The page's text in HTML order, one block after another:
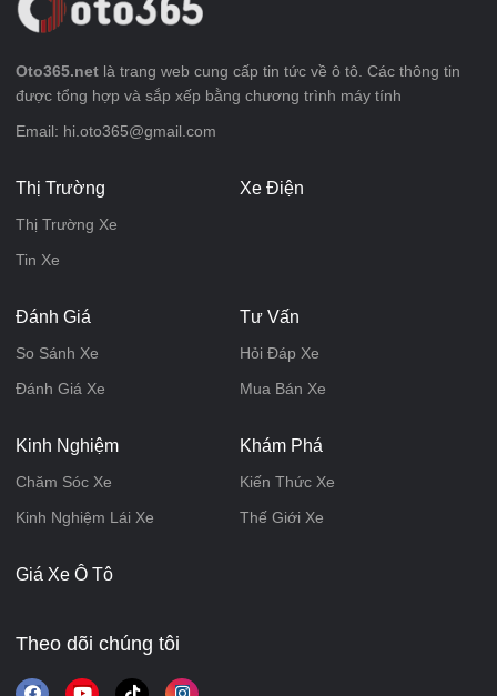
Oto365.net là trang web cung cấp tin tức về ô tô. Các thông tin
được tổng hợp và sắp xếp bằng chương trình máy tính
Email: hi.oto365@gmail.com
Thị Trường
Thị Trường Xe
Tin Xe
Xe Điện
Đánh Giá
So Sánh Xe
Đánh Giá Xe
Tư Vấn
Hỏi Đáp Xe
Mua Bán Xe
Kinh Nghiệm
Chăm Sóc Xe
Kinh Nghiệm Lái Xe
Khám Phá
Kiến Thức Xe
Thế Giới Xe
Giá Xe Ô Tô
Theo dõi chúng tôi